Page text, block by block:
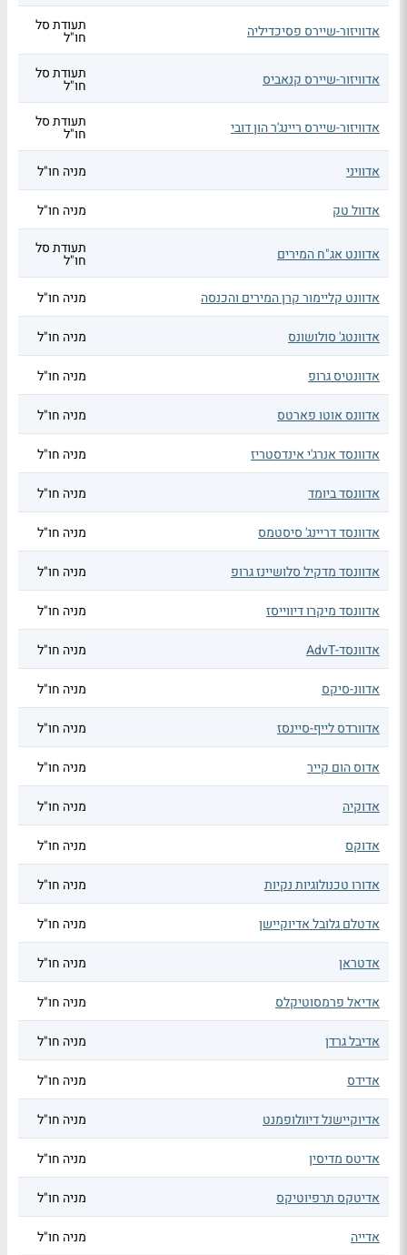
אדוויזור-שיירס פסיכדיליה תעודת סל
חו"ל
אדוויזור-שיירס קנאביס תעודת סל
חו"ל
אדוויזור-שיירס ריינג'ר הון דובי תעודת סל
חו"ל
אדוויני
מניה חו"ל
אדוול טק מניה חו"ל
אדוונט אג"ח המירים תעודת סל
חו"ל
אדוונט קליימור קרן המירים והכנסה
מניה חו"ל
אדוונטג' סולושונס מניה חו"ל
אדוונטיס גרופ מניה חו"ל
אדוונס אוטו פארטס מניה חו"ל
אדוונסד אנרג'י אינדסטריז מניה חו"ל
אדוונסד ביומד מניה חו"ל
אדוונסד דריינג' סיסטמס מניה חו"ל
אדוונסד מדקיל סלושיינז גרופ מניה חו"ל
אדוונסד מיקרו דיווייסז מניה חו"ל
אדוונסד-AdvT מניה חו"ל
אדוונ-סיקס מניה חו"ל
אדוורדס לייף-סיינסז מניה חו"ל
אדוס הום קייר מניה חו"ל
אדוקיה מניה חו"ל
אדוקס מניה חו"ל
אדורו טכנולוגיות נקיות מניה חו"ל
אדטלם גלובל אדיוקיישן מניה חו"ל
אדטראן מניה חו"ל
אדיאל פרמסוטיקלס מניה חו"ל
אדיבל גרדן מניה חו"ל
אדידס מניה חו"ל
אדיוקיישנל דיוולופמנט מניה חו"ל
אדיטס מדיסין מניה חו"ל
אדיטקס תרפיוטיקס מניה חו"ל
אדייה מניה חו"ל